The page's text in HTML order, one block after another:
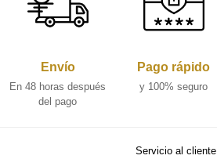
Envío
En 48 horas después
del pago
Pago rápido
y 100% seguro
Servicio al cliente